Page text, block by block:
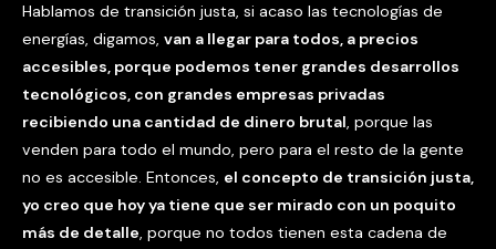
Hablamos de transición justa, si acaso las tecnologías de
energías, digamos, van a llegar para todos, a precios
accesibles, porque podemos tener grandes desarrollos
tecnológicos, con grandes empresas privadas
recibiendo una cantidad de dinero brutal, porque las
venden para todo el mundo, pero para el resto de la gente
no es accesible. Entonces, el concepto de transición justa,
yo creo que hoy ya tiene que ser mirado con un poquito
más de detalle, porque no todos tienen esta cadena de